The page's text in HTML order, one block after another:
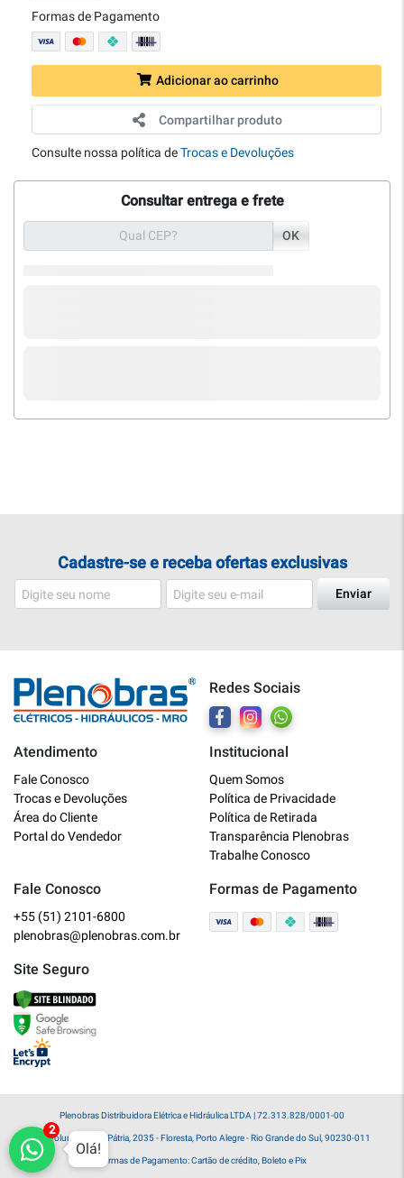
Formas de Pagamento
Adicionar ao carrinho
Compartilhar produto
Consulte nossa política deTrocas e Devoluções
Consultar entrega e frete
OK
Cadastre-se e receba ofertas exclusivas
Enviar
Redes Sociais
Atendimento
Fale Conosco
Trocas e Devoluções
Área do Cliente
Portal do Vendedor
Institucional
Quem Somos
Política de Privacidade
Política de Retirada
Transparência Plenobras
Trabalhe Conosco
Fale Conosco
+55 (51) 2101-6800
plenobras@plenobras.com.br
Formas de Pagamento
Site Seguro
Plenobras Distribuidora Elétrica e Hidráulica LTDA | 72.313.828/0001-00
Av. Voluntários da Pátria, 2035 - Floresta, Porto Alegre - Rio Grande do Sul, 90230-011
Formas de Pagamento: Cartão de crédito, Boleto e Pix
Olá!
Online
Bem vindo a Plenobras! Aqui você
encontra toda a linha de materiais
O que você deseja?